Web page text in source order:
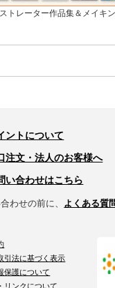
トレーター作品集＆メイキ
ントについて
注文・法人のお客様へ
い合わせはこちら
わせの前に、 よくある質
引法に基づく表示
保護について
リンクについて